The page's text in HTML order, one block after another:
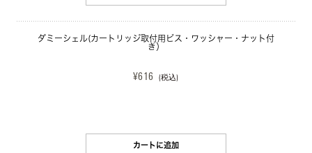
ダミーシェル(カートリッジ取付用ビス・ワッシャー・ナット付
き）
¥616 (税込)
カートに追加